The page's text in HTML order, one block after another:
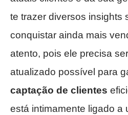
te trazer diversos insights
conquistar ainda mais
atento, pois ele precisa
atualizado possível para
captação de clientes
está intimamente ligado a